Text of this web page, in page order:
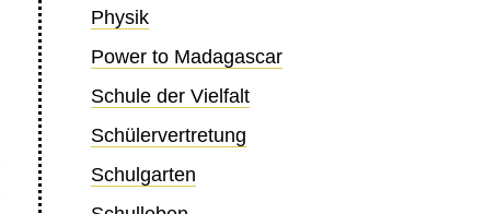
Physik
Power to Madagascar
Schule der Vielfalt
Schülervertretung
Schulgarten